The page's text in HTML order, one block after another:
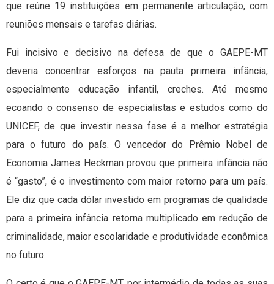
que reúne 19 instituições em permanente articulação, com
reuniões mensais e tarefas diárias.
Fui incisivo e decisivo na defesa de que o GAEPE-MT
deveria concentrar esforços na pauta primeira infância,
especialmente educação infantil, creches. Até mesmo
ecoando o consenso de especialistas e estudos como do
UNICEF, de que investir nessa fase é a melhor estratégia
para o futuro do país. O vencedor do Prêmio Nobel de
Economia James Heckman provou que primeira infância não
é “gasto”, é o investimento com maior retorno para um país.
Ele diz que cada dólar investido em programas de qualidade
para a primeira infância retorna multiplicado em redução de
criminalidade, maior escolaridade e produtividade econômica
no futuro.